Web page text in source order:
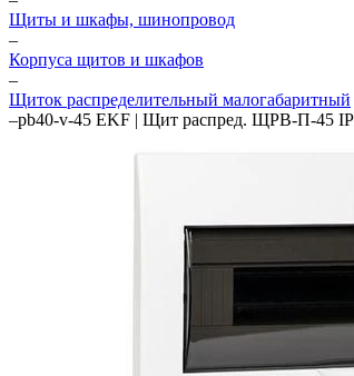
Щиты и шкафы, шинопровод
–
Корпуса щитов и шкафов
–
Щиток распределительный малогабаритный
–pb40-v-45 EKF | Щит распред. ЩРВ-П-45